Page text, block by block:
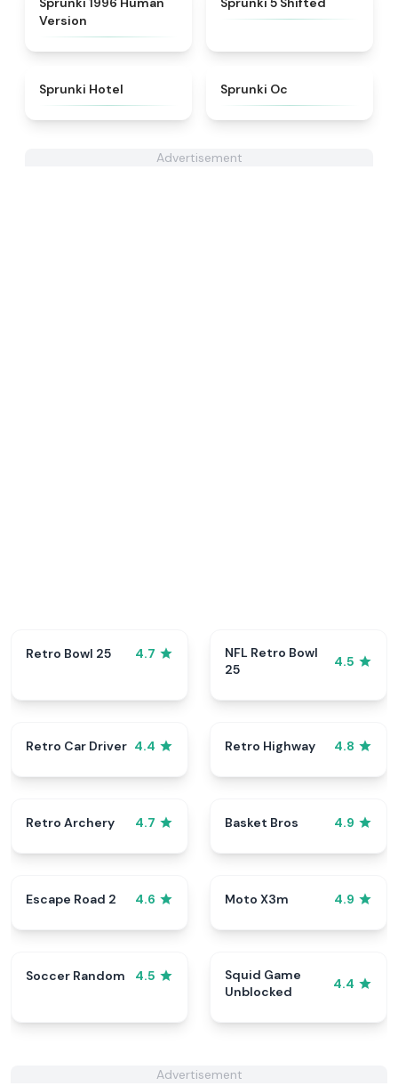
Version
Sprunki Hotel Sprunki Oc
Advertisement
Retro Bowl 25 4.7
NFL Retro Bowl
25
4.5
Retro Car Driver 4.4 Retro Highway 4.8
Retro Archery 4.7 Basket Bros 4.9
Escape Road 2 4.6 Moto X3m 4.9
Soccer Random 4.5
Squid Game
Unblocked
4.4
Advertisement